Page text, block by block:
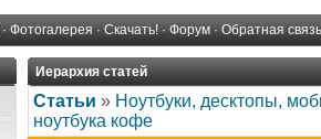
· Фотогалерея · Скачать! · Форум · Обратная связь
Иерархия статей
Статьи » Ноутбуки, десктопы,
ноутбука кофе